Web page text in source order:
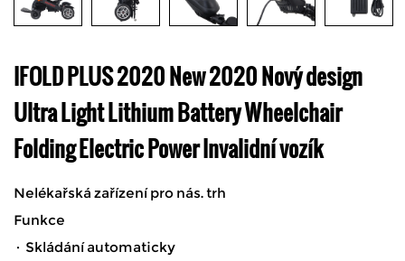
IFOLD PLUS 2020 New 2020 Nový design
Ultra Light Lithium Battery Wheelchair
Folding Electric Power Invalidní vozík
Nelékařská zařízení pro nás. trh
Funkce
· Skládání automaticky